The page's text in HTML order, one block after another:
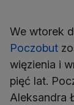
We wtorek
Poczobut
więzienia i
pięć lat.
Aleksandra